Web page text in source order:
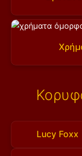
Lucy Foxx